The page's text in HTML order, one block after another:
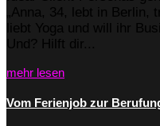
„Anna, 34, lebt in Berlin,
liebt Yoga und will ihr
Und? Hilft dir...
mehr lesen
Vom Ferienjob zur